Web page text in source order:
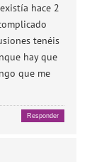
hace 2
tenéis
hay que
que me
Responder